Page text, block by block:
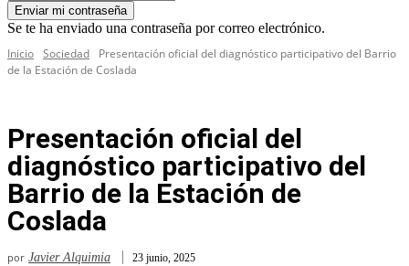
Se te ha enviado una contraseña por correo electrónico.
Inicio Sociedad
Presentación oficial del diagnóstico participativo del Barrio
de la Estación de Coslada
Presentación oficial del
diagnóstico participativo del
Barrio de la Estación de
Coslada
por Javier Alquimia 23 junio, 2025